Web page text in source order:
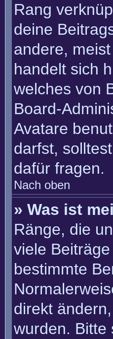
Rang
deine
andere,
handelt sich
welches von
Board-
Avatare
darfst,
dafür fragen.
Nach oben
» Was ist
Ränge, die
viele
bestimmte
direkt
wurden. Bitte